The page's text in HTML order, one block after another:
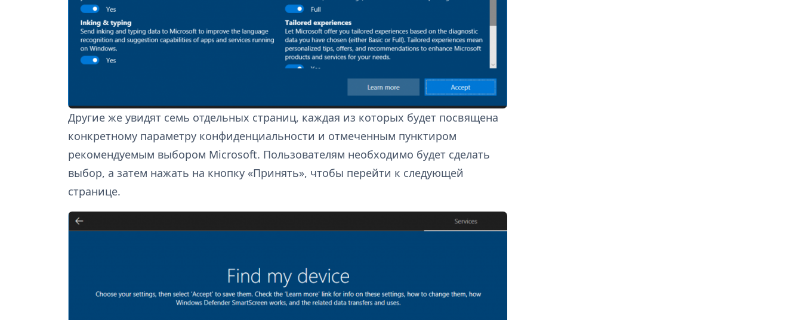
Другие же увидят семь отдельных страниц, каждая из которых будет посвящена
конкретному параметру конфиденциальности и отмеченным пунктиром
рекомендуемым выбором Microsoft. Пользователям необходимо будет сделать
выбор, а затем нажать на кнопку «Принять», чтобы перейти к следующей
странице.